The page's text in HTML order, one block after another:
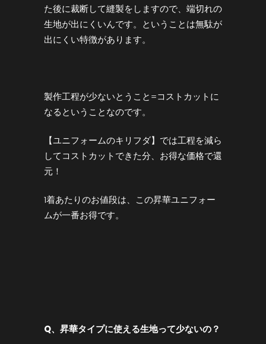
た後に裁断して縫製をしますので、端切れの
生地が出にくいんです。ということは無駄が
出にくい特徴があります。
製作工程が少ないとうこと=コストカットに
なるということなのです。
【ユニフォームのキリフダ】では工程を減ら
してコストカットできた分、お得な価格で還
元！
1着あたりのお値段は、この昇華ユニフォー
ムが一番お得です。
Q、昇華タイプに使える生地って少ないの？